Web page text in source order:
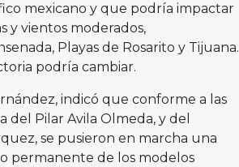
mexicano y que podría impactar
y vientos moderados,
Playas de Rosarito y Tijuana.
podría cambiar.
indicó que conforme a las
del Pilar Avila Olmeda, y del
se pusieron en marcha una
permanente de los modelos